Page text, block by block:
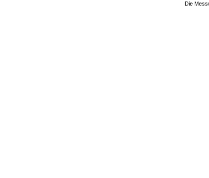
Die